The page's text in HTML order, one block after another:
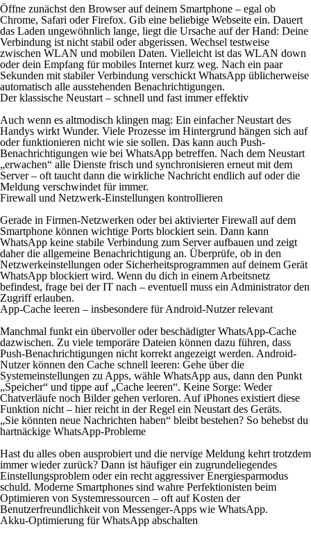
Öffne zunächst den Browser auf deinem Smartphone – egal ob
Chrome, Safari oder Firefox. Gib eine beliebige Webseite ein. Dauert
das Laden ungewöhnlich lange, liegt die Ursache auf der Hand: Deine
Verbindung ist nicht stabil oder abgerissen. Wechsel testweise
zwischen WLAN und mobilen Daten. Vielleicht ist das WLAN down
oder dein Empfang für mobiles Internet kurz weg. Nach ein paar
Sekunden mit stabiler Verbindung verschickt WhatsApp üblicherweise
automatisch alle ausstehenden Benachrichtigungen.
Der klassische Neustart – schnell und fast immer effektiv
Auch wenn es altmodisch klingen mag: Ein einfacher Neustart des
Handys wirkt Wunder. Viele Prozesse im Hintergrund hängen sich auf
oder funktionieren nicht wie sie sollen. Das kann auch Push-
Benachrichtigungen wie bei WhatsApp betreffen. Nach dem Neustart
„erwachen“ alle Dienste frisch und synchronisieren erneut mit dem
Server – oft taucht dann die wirkliche Nachricht endlich auf oder die
Meldung verschwindet für immer.
Firewall und Netzwerk-Einstellungen kontrollieren
Gerade in Firmen-Netzwerken oder bei aktivierter Firewall auf dem
Smartphone können wichtige Ports blockiert sein. Dann kann
WhatsApp keine stabile Verbindung zum Server aufbauen und zeigt
daher die allgemeine Benachrichtigung an. Überprüfe, ob in den
Netzwerkeinstellungen oder Sicherheitsprogrammen auf deinem Gerät
WhatsApp blockiert wird. Wenn du dich in einem Arbeitsnetz
befindest, frage bei der IT nach – eventuell muss ein Administrator den
Zugriff erlauben.
App-Cache leeren – insbesondere für Android-Nutzer relevant
Manchmal funkt ein übervoller oder beschädigter WhatsApp-Cache
dazwischen. Zu viele temporäre Dateien können dazu führen, dass
Push-Benachrichtigungen nicht korrekt angezeigt werden. Android-
Nutzer können den Cache schnell leeren: Gehe über die
Systemeinstellungen zu Apps, wähle WhatsApp aus, dann den Punkt
„Speicher“ und tippe auf „Cache leeren“. Keine Sorge: Weder
Chatverläufe noch Bilder gehen verloren. Auf iPhones existiert diese
Funktion nicht – hier reicht in der Regel ein Neustart des Geräts.
„Sie könnten neue Nachrichten haben“ bleibt bestehen? So behebst du
hartnäckige WhatsApp-Probleme
Hast du alles oben ausprobiert und die nervige Meldung kehrt trotzdem
immer wieder zurück? Dann ist häufiger ein zugrundeliegendes
Einstellungsproblem oder ein recht aggressiver Energiesparmodus
schuld. Moderne Smartphones sind wahre Perfektionisten beim
Optimieren von Systemressourcen – oft auf Kosten der
Benutzerfreundlichkeit von Messenger-Apps wie WhatsApp.
Akku-Optimierung für WhatsApp abschalten